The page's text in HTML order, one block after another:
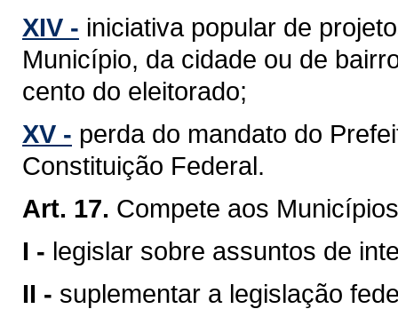
XIV - iniciativa popular de
Município, da cidade ou de
cento do eleitorado;
XV - perda do mandato do
Constituição Federal.
Art. 17. Compete aos
I - legislar sobre assuntos de
II - suplementar a legislação